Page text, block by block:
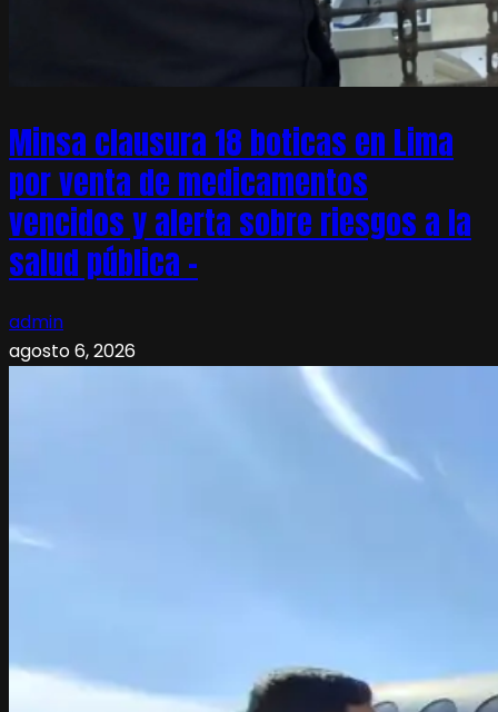
Minsa clausura 18 boticas en Lima
por venta de medicamentos
vencidos y alerta sobre riesgos a la
salud pública –
admin
agosto 6, 2026